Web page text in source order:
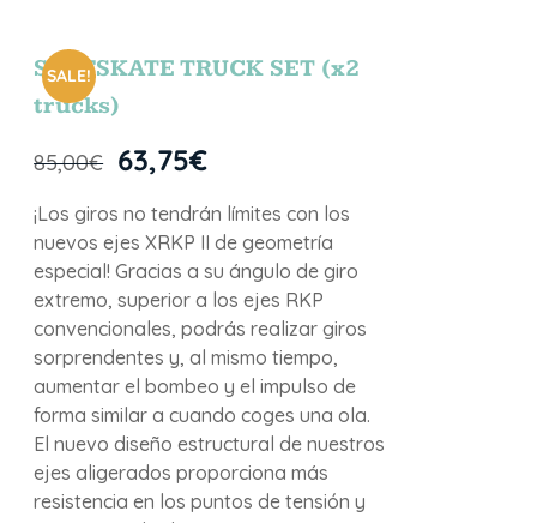
SALE!
SURFSKATE TRUCK SET (x2
trucks)
85,00€ 63,75€
¡Los giros no tendrán límites con los
nuevos ejes XRKP II de geometría
especial! Gracias a su ángulo de giro
extremo, superior a los ejes RKP
convencionales, podrás realizar giros
sorprendentes y, al mismo tiempo,
aumentar el bombeo y el impulso de
forma similar a cuando coges una ola.
El nuevo diseño estructural de nuestros
ejes aligerados proporciona más
resistencia en los puntos de tensión y